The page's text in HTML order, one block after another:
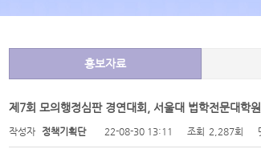
홍보자료
제7회 모의행정심판 경연대회, 서울대 법학전문대학
작성자 정책기획단 22-08-30 13:11 조회 2,287회